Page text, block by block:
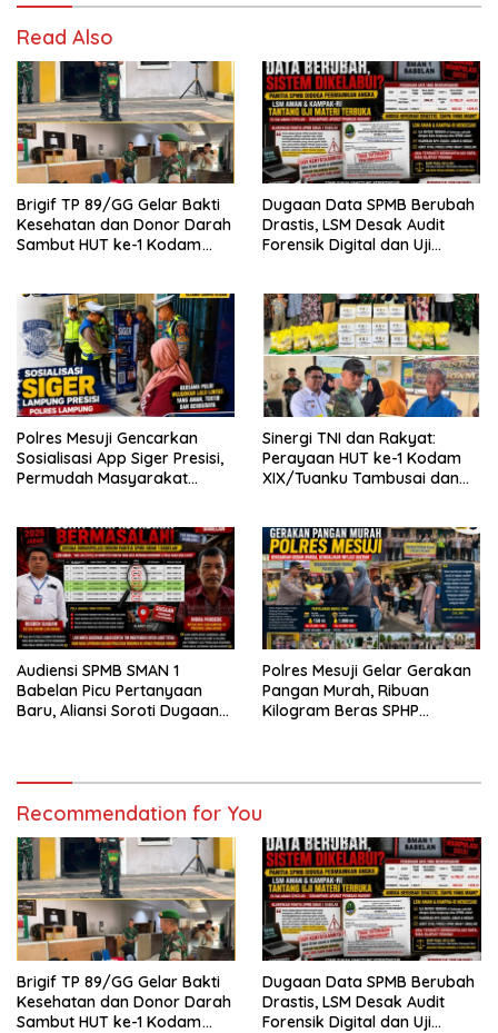
Read Also
Brigif TP 89/GG Gelar Bakti
Kesehatan dan Donor Darah
Sambut HUT ke-1 Kodam
Dugaan Data SPMB Berubah
Drastis, LSM Desak Audit
Forensik Digital dan Uji
Polres Mesuji Gencarkan
Sosialisasi App Siger Presisi,
Permudah Masyarakat
Sinergi TNI dan Rakyat:
Perayaan HUT ke-1 Kodam
XIX/Tuanku Tambusai dan
Rempak
Audiensi SPMB SMAN 1
Babelan Picu Pertanyaan
Baru, Aliansi Soroti Dugaan
Polres Mesuji Gelar Gerakan
Pangan Murah, Ribuan
Kilogram Beras SPHP
Recommendation for You
Brigif TP 89/GG Gelar Bakti
Kesehatan dan Donor Darah
Sambut HUT ke-1 Kodam
Dugaan Data SPMB Berubah
Drastis, LSM Desak Audit
Forensik Digital dan Uji